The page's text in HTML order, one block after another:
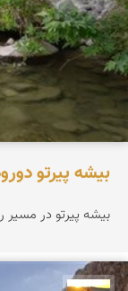
بیشه پیرتو
بیشه پیرتو در مسیر